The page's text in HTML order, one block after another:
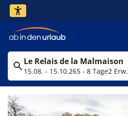
Le Relais de la Malmaison
15.08. - 15.10.265 - 8 Tage2 Erw.